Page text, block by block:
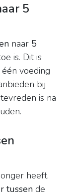
5
naar 5
is. Dit is
voeding
bij
is na
heeft.
tussen de